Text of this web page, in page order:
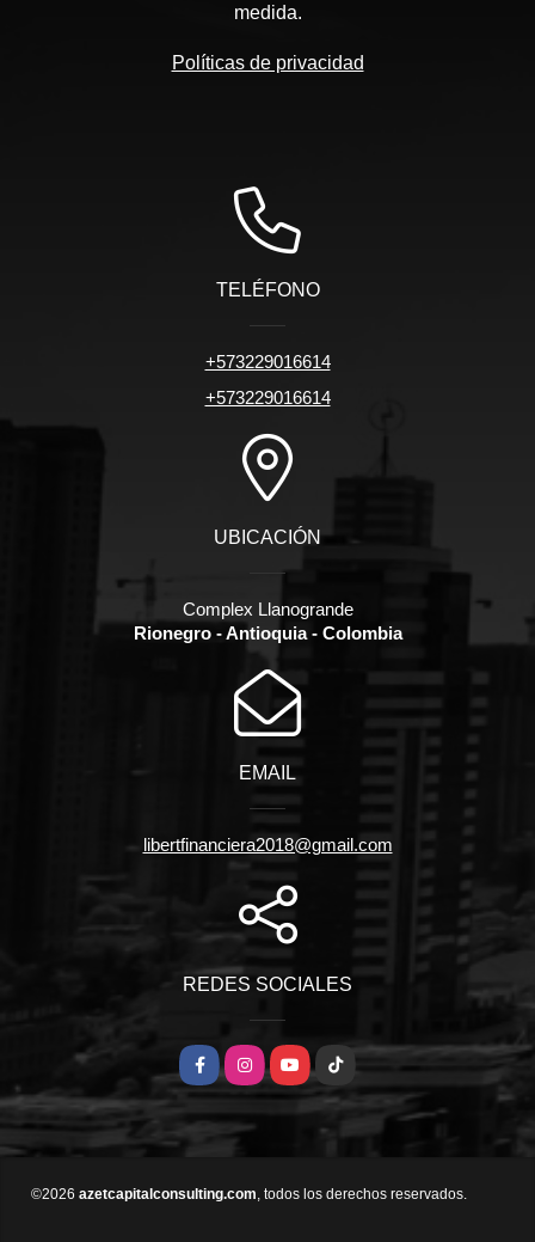
medida.
Políticas de privacidad
TELÉFONO
+573229016614
+573229016614
UBICACIÓN
Complex Llanogrande
Rionegro - Antioquia - Colombia
EMAIL
libertfinanciera2018@gmail.com
REDES SOCIALES
FacebookInstagramYouTube
TikTok
©2026 azetcapitalconsulting.com , todos los derechos reservados.